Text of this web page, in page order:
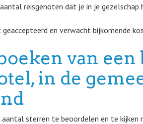
reisgenoten dat je in je gezelschap
geaccepteerd en verwacht bijkomende
van een
in de
sterren te beoordelen en te